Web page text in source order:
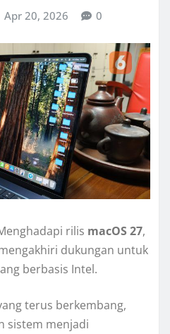
Apr 20, 2026 0
rilis macOS 27,
dukungan untuk
berbasis Intel.
terus berkembang,
sistem menjadi